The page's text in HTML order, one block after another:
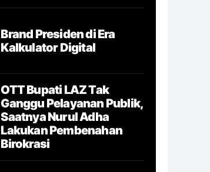
Brand Presiden di Era
Kalkulator Digital
OTT Bupati LAZ Tak
Ganggu Pelayanan Publik,
Saatnya Nurul Adha
Lakukan Pembenahan
Birokrasi